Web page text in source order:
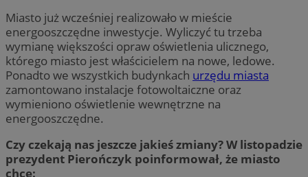
Miasto już wcześniej realizowało w mieście
energooszczędne inwestycje. Wyliczyć tu trzeba
wymianę większości opraw oświetlenia ulicznego,
którego miasto jest właścicielem na nowe, ledowe.
Ponadto we wszystkich budynkach urzędu miasta
zamontowano instalacje fotowoltaiczne oraz
wymieniono oświetlenie wewnętrzne na
energooszczędne.
Czy czekają nas jeszcze jakieś zmiany? W listopadzie
prezydent Pierończyk poinformował, że miasto
chce: